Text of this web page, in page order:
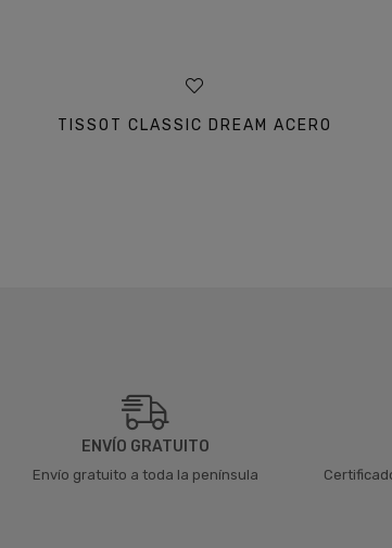
TISSOT CLASSIC DREAM ACERO
ENVÍO GRATUITO
Envío gratuito a toda la península